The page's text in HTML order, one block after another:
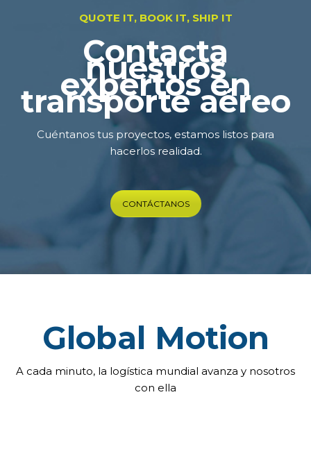
QUOTE IT, BOOK IT, SHIP IT
Contacta
nuestros
expertos en
transporte aéreo
Cuéntanos tus proyectos, estamos listos para
hacerlos realidad.
CONTÁCTANOS
Global Motion
A cada minuto, la logística mundial avanza y nosotros
con ella